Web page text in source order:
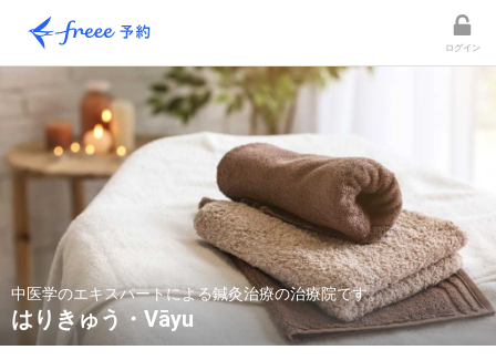
ログイン
中医学のエキスパートによる鍼灸治療の治療院です。
はりきゅう・Vāyu